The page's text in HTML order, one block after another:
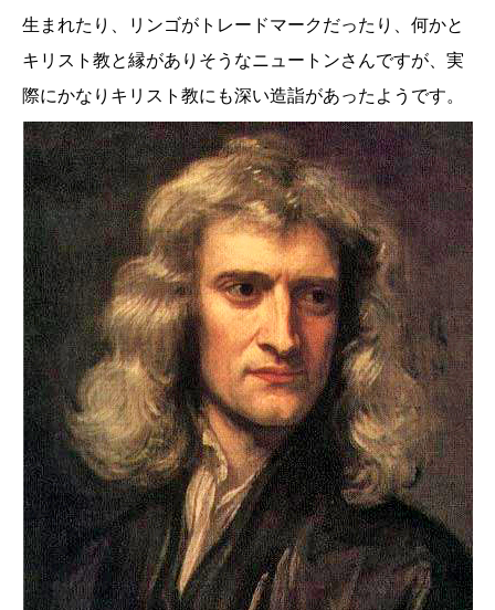
生まれたり、リンゴがトレードマークだったり、何かと
キリスト教と縁がありそうなニュートンさんですが、実
際にかなりキリスト教にも深い造詣があったようです。